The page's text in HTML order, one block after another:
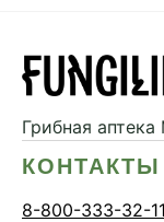
Грибная аптека
КОНТАКТЫ
8-800-333-32-11